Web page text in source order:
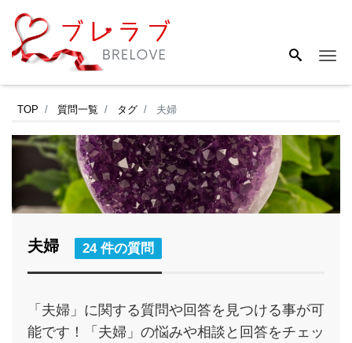
TOP 質問一覧 タグ 夫婦
夫婦 24 件の質問
「夫婦」に関する質問や回答を見つける事が可
能です！「夫婦」の悩みや相談と回答をチェッ